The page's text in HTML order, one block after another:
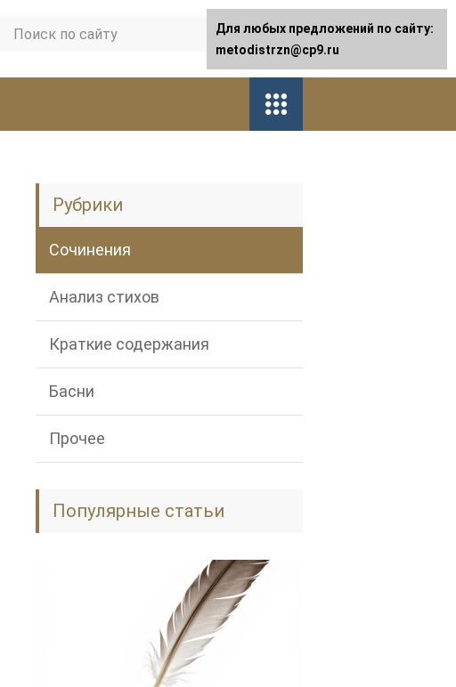
Рубрики
Сочинения
Анализ стихов
Краткие содержания
Басни
Прочее
Популярные статьи
Для любых предложений по сайту:
metodistrzn@cp9.ru